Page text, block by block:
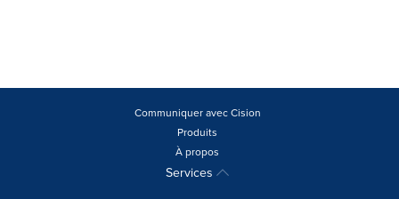
Communiquer avec Cision
Produits
À propos
Services